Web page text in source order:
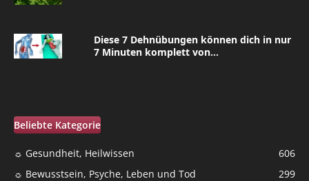
Diese 7 Dehnübungen können dich in nur
7 Minuten komplett von...
Beliebte Kategorie
☼ Gesundheit, Heilwissen
606
☼ Bewusstsein, Psyche, Leben und Tod
299